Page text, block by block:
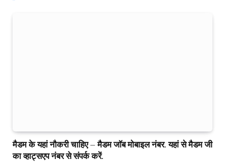
मैडम के यहां नौकरी चाहिए – मैडम जॉब मोबाइल नंबर. यहां से मैडम जी
का व्हाट्सएप नंबर से संपर्क करें.